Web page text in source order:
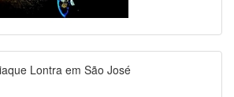
Lontra em São José